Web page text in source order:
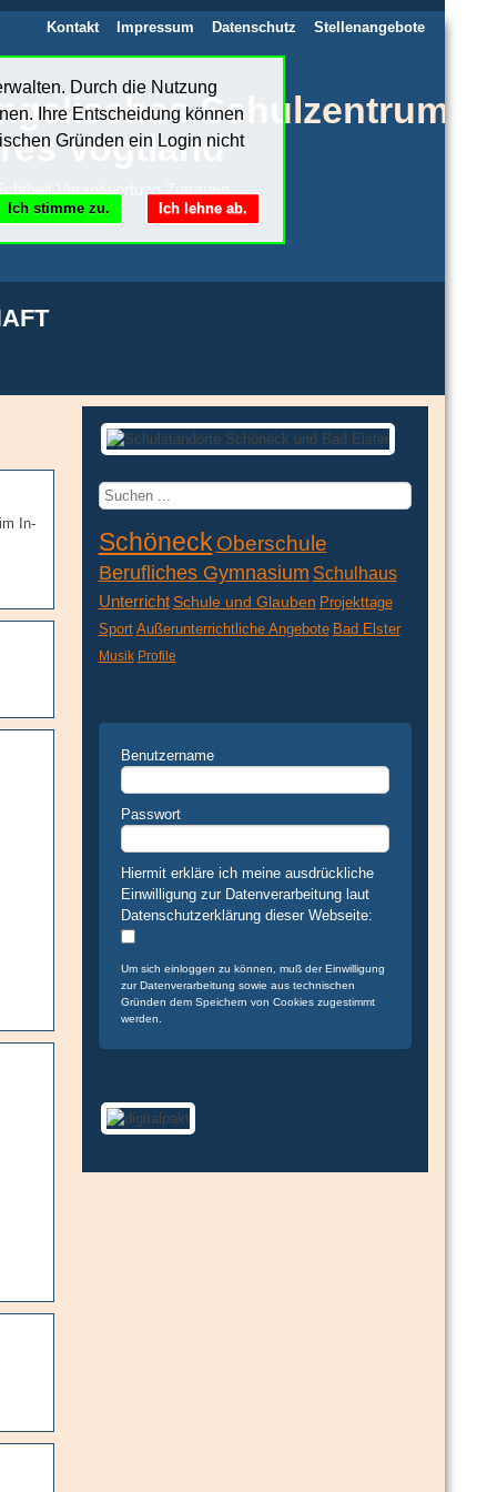
Schulzentrum
Vogtland
Kontakt Impressum Datenschutz Stellenangebote
In-
Suchen
Schöneck Oberschule
Berufliches Gymnasium Schulhaus
Unterricht Schule und Glauben Projekttage
Sport Außerunterrichtliche Angebote Bad Elster
Musik Profile
Benutzername
Passwort
Hiermit erkläre ich meine ausdrückliche
Einwilligung zur Datenverarbeitung laut
Datenschutzerklärung dieser Webseite:
Um sich einloggen zu können, muß der Einwilligung
zur Datenverarbeitung sowie aus technischen
Gründen dem Speichern von Cookies zugestimmt
werden.
Durch die Nutzung
Ihre Entscheidung können
Gründen ein Login nicht
Ich lehne ab.
Ich stimme zu.